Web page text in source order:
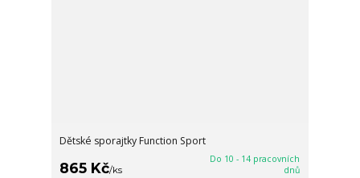
Dětské sporajtky Function Sport
865 Kč/ks
Do 10 - 14 pracovních
dnů